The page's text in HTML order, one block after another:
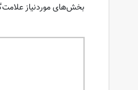
بخش‌های موردنیاز